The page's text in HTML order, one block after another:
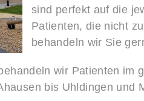
sind perfekt auf die
Patienten, die nicht
behandeln wir Sie
wir Patienten im
bis Uhldingen und